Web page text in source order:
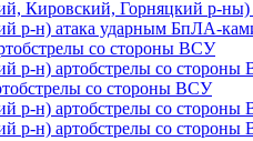
Кировский, Горняцкий р-
р-н) атака ударным БпЛА-
со стороны ВСУ
р-н) артобстрелы со
со стороны ВСУ
р-н) артобстрелы со
р-н) артобстрелы со